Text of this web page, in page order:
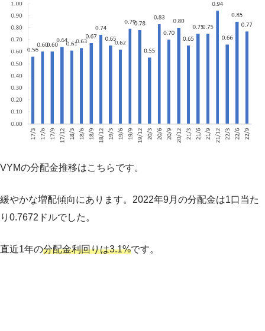
VYMの分配金推移はこちらです。
緩やかな増配傾向にあります。2022年9月の分配金は1口当た
り0.7672ドルでした。
直近1年の分配金利回りは3.1%です。